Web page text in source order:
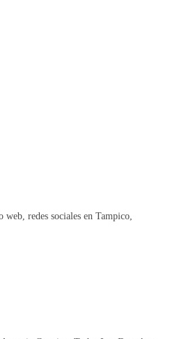
redes sociales en Tampico,